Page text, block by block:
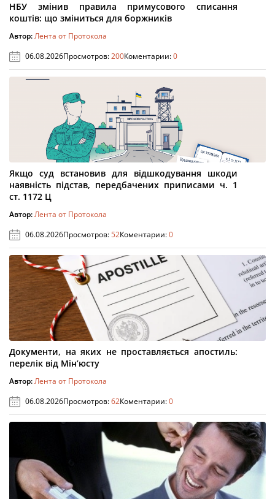
НБУ змінив правила примусового списання
коштів: що зміниться для боржників
Автор:Лента от Протокола
06.08.2026Просмотров:200Коментарии:0
Якщо суд встановив для відшкодування шкоди
наявність підстав, передбачених приписами ч. 1
ст. 1172 Ц
Автор:Лента от Протокола
06.08.2026Просмотров:52Коментарии:0
Документи, на яких не проставляється апостиль:
перелік від Мін’юсту
Автор:Лента от Протокола
06.08.2026Просмотров:62Коментарии:0